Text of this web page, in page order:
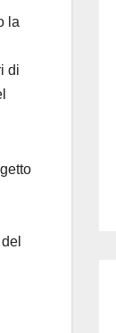
la
di